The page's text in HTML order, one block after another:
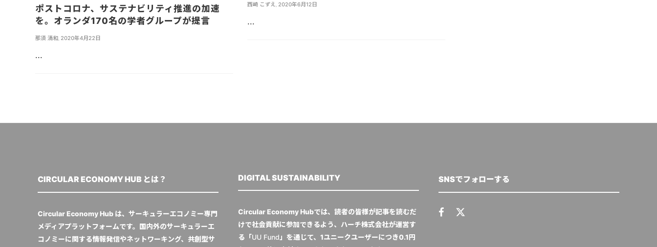
西崎 こずえ 2020年6月12日
...
ポストコロナ、サステナビリティ推進の加速
を。オランダ170名の学者グループが提言
那須 清和 2020年4月22日
...
CIRCULAR ECONOMY HUB とは？
Circular Economy Hub は、サーキュラーエコノミー専門
メディアプラットフォームです。国内外のサーキュラーエ
コノミーに関する情報発信やネットワーキング、共創型サ
DIGITAL SUSTAINABILITY
Circular Economy Hubでは、読者の皆様が記事を読むだ
けで社会貢献に参加できるよう、ハーチ株式会社が運営す
る「UU Fund 」を通じて、1ユニークユーザーにつき0.1円
SNSでフォローする